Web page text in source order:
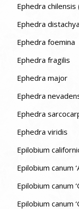
Ephedra
Ephedra distachya
Ephedra foemina
Ephedra fragilis
Ephedra major
Ephedra
Ephedra
Ephedra viridis
Epilobium
Epilobium canum
Epilobium canum
Epilobium canum